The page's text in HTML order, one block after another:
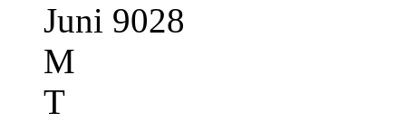
Juni 9028
M
T